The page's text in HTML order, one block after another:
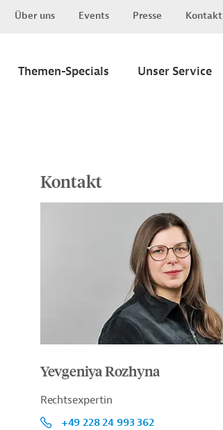
Über uns Events Presse Kontakt
Themen-Specials Unser Service
Kontakt
Yevgeniya Rozhyna
Rechtsexpertin
+49 228 24 993 362